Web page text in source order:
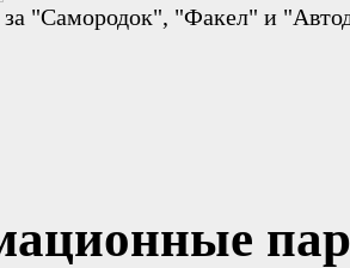
за "Самородок", "Факел" и